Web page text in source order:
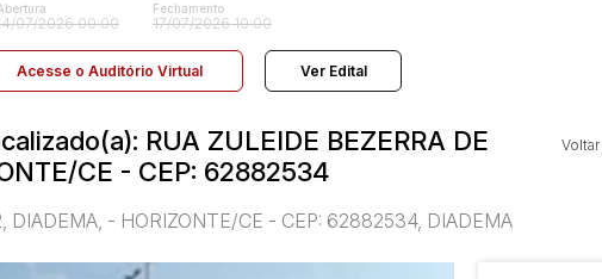
07/2026 00:00
Fechamento
17/07/2026 10:00
Acesse o Auditório Virtual Ver Edital
RUA ZULEIDE BEZERRA DE
CE - CEP: 62882534
DIADEMA, - HORIZONTE/CE - CEP: 62882534, DIADEMA